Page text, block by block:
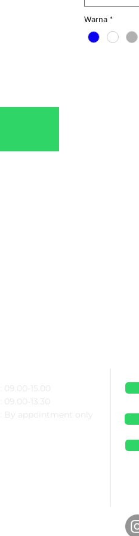
Warna *
: 09.00-15.00
: 09.00-13.30
: By appointment only